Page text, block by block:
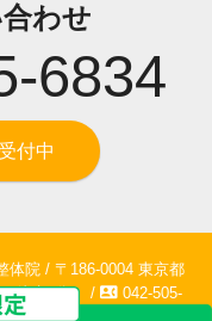
わせ
6834
付中
体院 / 〒186-0004 東京都
徒歩2分。 / contact_phone042-505-